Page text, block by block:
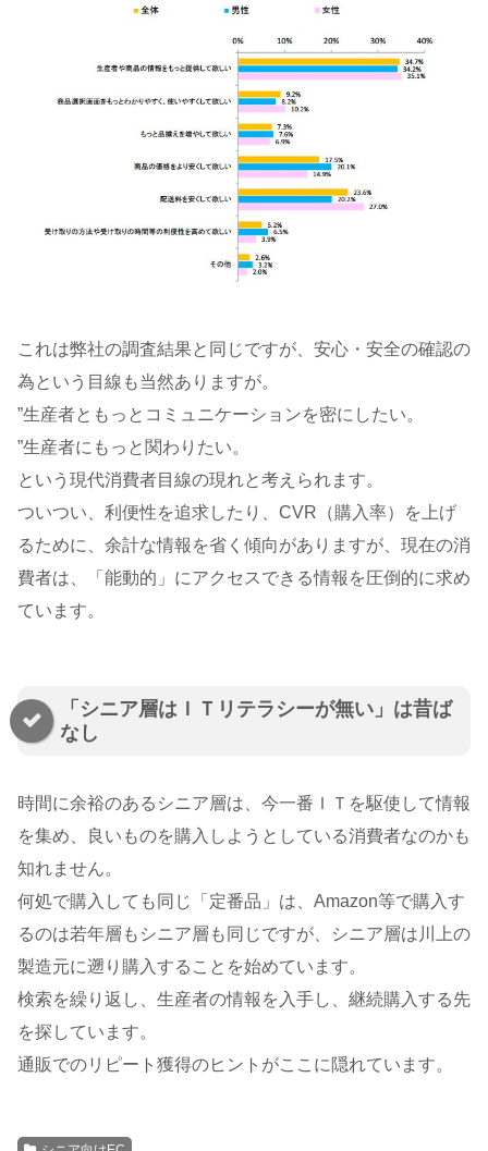
これは弊社の調査結果と同じですが、安心・安全の確認の
為という目線も当然ありますが。
”生産者ともっとコミュニケーションを密にしたい。
”生産者にもっと関わりたい。
という現代消費者目線の現れと考えられます。
ついつい、利便性を追求したり、CVR（購入率）を上げ
るために、余計な情報を省く傾向がありますが、現在の消
費者は、「能動的」にアクセスできる情報を圧倒的に求め
ています。
「シニア層はＩＴリテラシーが無い」は昔ば
なし
時間に余裕のあるシニア層は、今一番ＩＴを駆使して情報
を集め、良いものを購入しようとしている消費者なのかも
知れません。
何処で購入しても同じ「定番品」は、Amazon等で購入す
るのは若年層もシニア層も同じですが、シニア層は川上の
製造元に遡り購入することを始めています。
検索を繰り返し、生産者の情報を入手し、継続購入する先
を探しています。
通販でのリピート獲得のヒントがここに隠れています。